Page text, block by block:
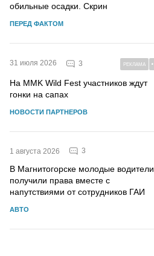
обильные осадки. Скрин
ПЕРЕД ФАКТОМ
31 июля 2026 3 РЕКЛАМА
На MMK Wild Fest участников ждут
гонки на сапах
НОВОСТИ ПАРТНЕРОВ
1 августа 2026 3
В Магнитогорске молодые водители
получили права вместе с
напутствиями от сотрудников ГАИ
АВТО